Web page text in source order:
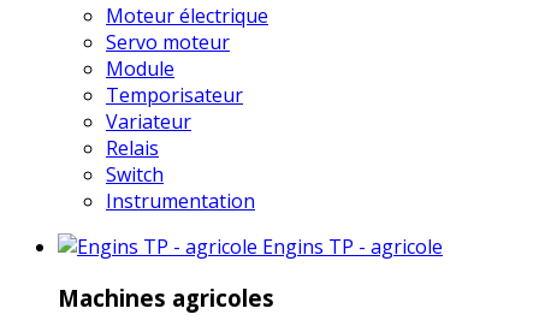
Moteur électrique
Servo moteur
Module
Temporisateur
Variateur
Relais
Switch
Instrumentation
Engins TP - agricole
Machines agricoles